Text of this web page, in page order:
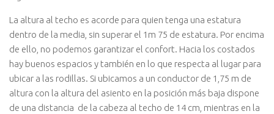
La altura al techo es acorde para quien tenga una estatura
dentro de la media, sin superar el 1m 75 de estatura. Por encima
de ello, no podemos garantizar el confort. Hacia los costados
hay buenos espacios y también en lo que respecta al lugar para
ubicar a las rodillas. Si ubicamos a un conductor de 1,75 m de
altura con la altura del asiento en la posición más baja dispone
de una distancia de la cabeza al techo de 14 cm, mientras en la